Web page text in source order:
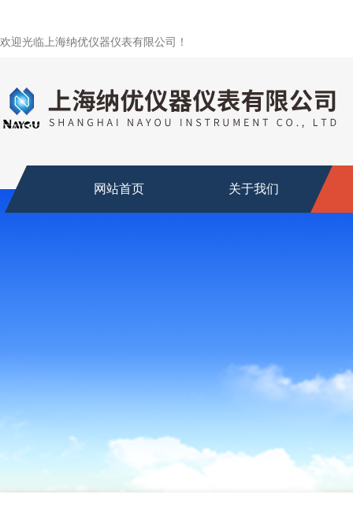
欢迎光临上海纳优仪器仪表有限公司！
网站首页 关于我们